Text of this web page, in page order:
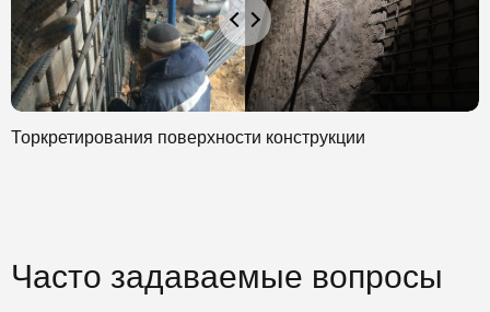
Торкретирования поверхности конструкции
Часто задаваемые вопросы